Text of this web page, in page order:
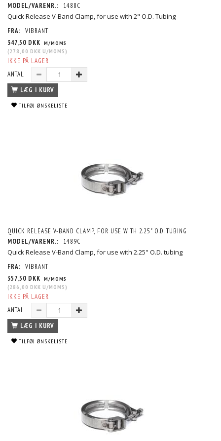
MODEL/VARENR.:
1488C
Quick Release V-Band Clamp, for use with 2" O.D. Tubing
FRA: VIBRANT
347,50 DKK M/MOMS
(278,00 DKK U/MOMS )
IKKE PÅ LAGER
ANTAL
LÆG I KURV
TILFØJ ØNSKELISTE
QUICK RELEASE V-BAND CLAMP, FOR USE WITH 2.25" O.D. TUBING
MODEL/VARENR.:
1489C
Quick Release V-Band Clamp, for use with 2.25" O.D. tubing
FRA: VIBRANT
357,50 DKK M/MOMS
(286,00 DKK U/MOMS )
IKKE PÅ LAGER
ANTAL
LÆG I KURV
TILFØJ ØNSKELISTE